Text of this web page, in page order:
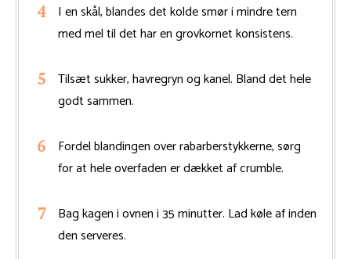
I en skål, blandes det kolde smør i mindre tern
med mel til det har en grovkornet konsistens.
Tilsæt sukker, havregryn og kanel. Bland det hele
godt sammen.
Fordel blandingen over rabarberstykkerne, sørg
for at hele overfaden er dækket af crumble.
Bag kagen i ovnen i 35 minutter. Lad køle af inden
den serveres.